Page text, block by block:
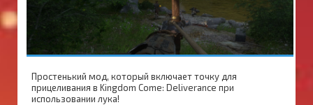
Простенький мод, который включает точку для
прицеливания в Kingdom Come: Deliverance при
использовании лука!